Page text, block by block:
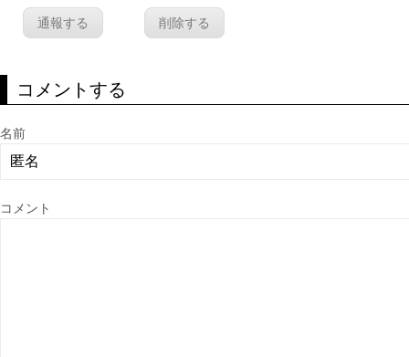
通報する 削除する
コメントする
名前
コメント